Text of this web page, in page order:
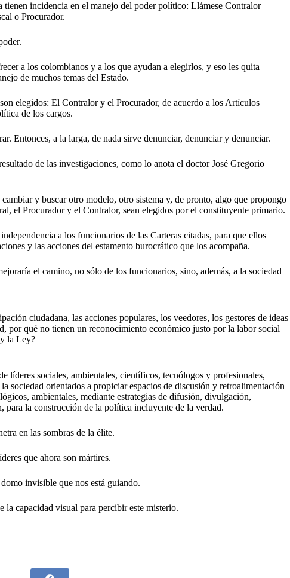
tienen incidencia en el manejo del poder político: Llámese Contralor
o Procurador.
a los colombianos y a los que ayudan a elegirlos, y eso les quita
de muchos temas del Estado.
elegidos: El Contralor y el Procurador, de acuerdo a los Artículos
de los cargos.
Entonces, a la larga, de nada sirve denunciar, denunciar y denunciar.
de las investigaciones, como lo anota el doctor José Gregorio
y buscar otro modelo, otro sistema y, de pronto, algo que propongo
el Procurador y el Contralor, sean elegidos por el constituyente primario.
a los funcionarios de las Carteras citadas, para que ellos
y las acciones del estamento burocrático que los acompaña.
el camino, no sólo de los funcionarios, sino, además, a la sociedad
ciudadana, las acciones populares, los veedores, los gestores de ideas
por qué no tienen un reconocimiento económico justo por la labor social
la Ley?
líderes sociales, ambientales, científicos, tecnólogos y profesionales,
sociedad orientados a propiciar espacios de discusión y retroalimentación
ambientales, mediante estrategias de difusión, divulgación,
la construcción de la política incluyente de la verdad.
en las sombras de la élite.
que ahora son mártires.
invisible que nos está guiando.
capacidad visual para percibir este misterio.